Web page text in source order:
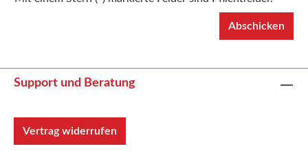
Abschicken
Support und Beratung
Vertrag widerrufen